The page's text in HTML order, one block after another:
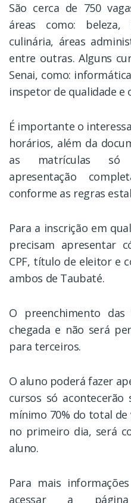
São cerca de 750
áreas como: beleza,
culinária, áreas
entre outras. Alguns
Senai, como:
inspetor de qualidade e
É importante o
horários, além da
as matrículas só
apresentação
conforme as regras
Para a inscrição em
precisam apresentar
CPF, título de eleitor e
ambos de Taubaté.
O preenchimento
chegada e não será
para terceiros.
O aluno poderá fazer
cursos só
mínimo 70% do total
no primeiro dia, será
aluno.
Para mais
acessar a